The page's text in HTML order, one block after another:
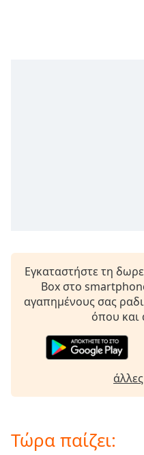
Playback
Chapters
Subtitles
Εγκαταστήστε τη
Box στο
αγαπημένους σας
όπου και
Τώρα παίζει: